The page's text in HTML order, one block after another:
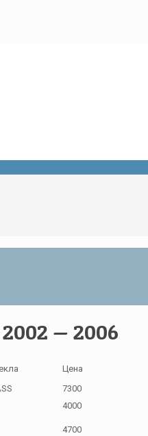
2002 — 2006
Цена
7300
4000
4700